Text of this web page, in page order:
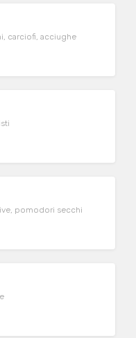
carciofi, acciughe
pomodori secchi